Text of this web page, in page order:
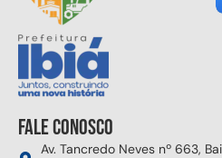
Fale conosco
Av. Tancredo Neves nº 663,